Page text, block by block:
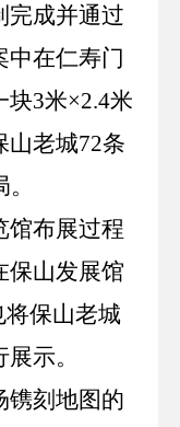
完成并通过
中在仁寿门
块3米×2.4米
山老城72条
馆布展过程
保山发展馆
将保山老城
示。
镌刻地图的